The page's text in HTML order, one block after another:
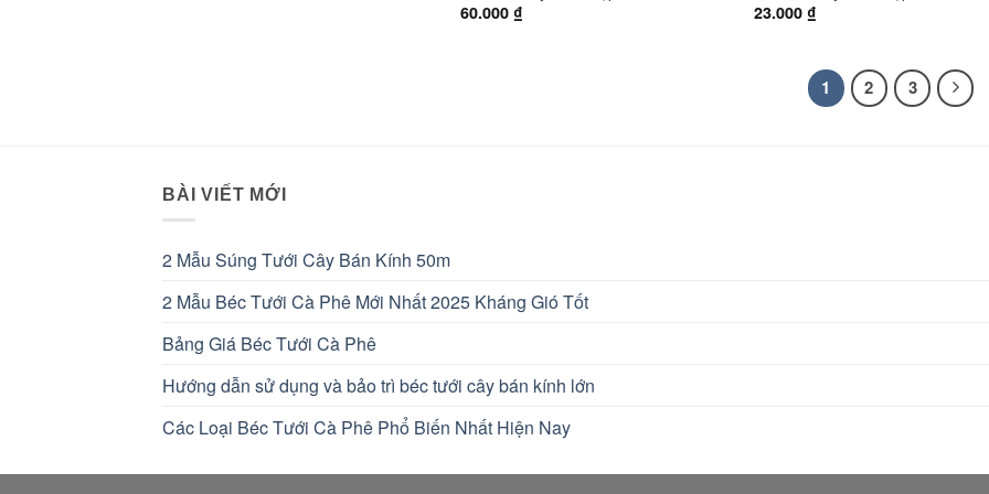
60.000 ₫ 23.000 ₫
1 2 3
BÀI VIẾT MỚI
2 Mẫu Súng Tưới Cây Bán Kính 50m
2 Mẫu Béc Tưới Cà Phê Mới Nhất 2025 Kháng Gió Tốt
Bảng Giá Béc Tưới Cà Phê
Hướng dẫn sử dụng và bảo trì béc tưới cây bán kính lớn
Các Loại Béc Tưới Cà Phê Phổ Biến Nhất Hiện Nay